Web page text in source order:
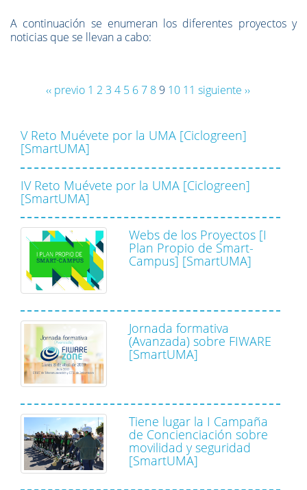
A continuación se enumeran los diferentes proyectos y
noticias que se llevan a cabo:
‹‹ previo 1 2 3 4 5 67 8 9 10 11 siguiente ››
V Reto Muévete por la UMA [Ciclogreen]
[SmartUMA]
IV Reto Muévete por la UMA [Ciclogreen]
[SmartUMA]
Webs de los Proyectos [I
Plan Propio de Smart-
Campus] [SmartUMA]
Jornada formativa
(Avanzada) sobre FIWARE
[SmartUMA]
Tiene lugar la I Campaña
de Concienciación sobre
movilidad y seguridad
[SmartUMA]